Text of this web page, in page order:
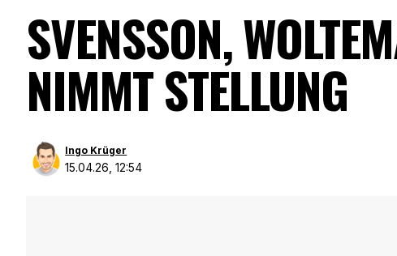
SVENSSON,
NIMMT STELLUNG
15.04.26, 12:54
Ingo Krüger